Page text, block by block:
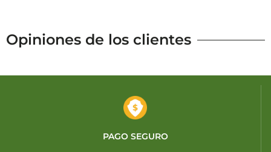
Opiniones de los clientes
PAGO SEGURO